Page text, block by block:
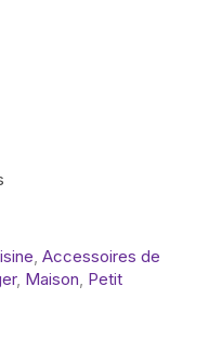
, Accessoires de
, Maison, Petit